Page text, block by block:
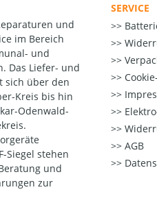
und
im Bereich
und
Das Liefer- und
sich über den
Kreis bis hin
Odenwald-
Siegel stehen
und
zur
SERVICE
AGB